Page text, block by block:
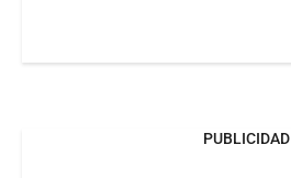
PUBLICIDAD